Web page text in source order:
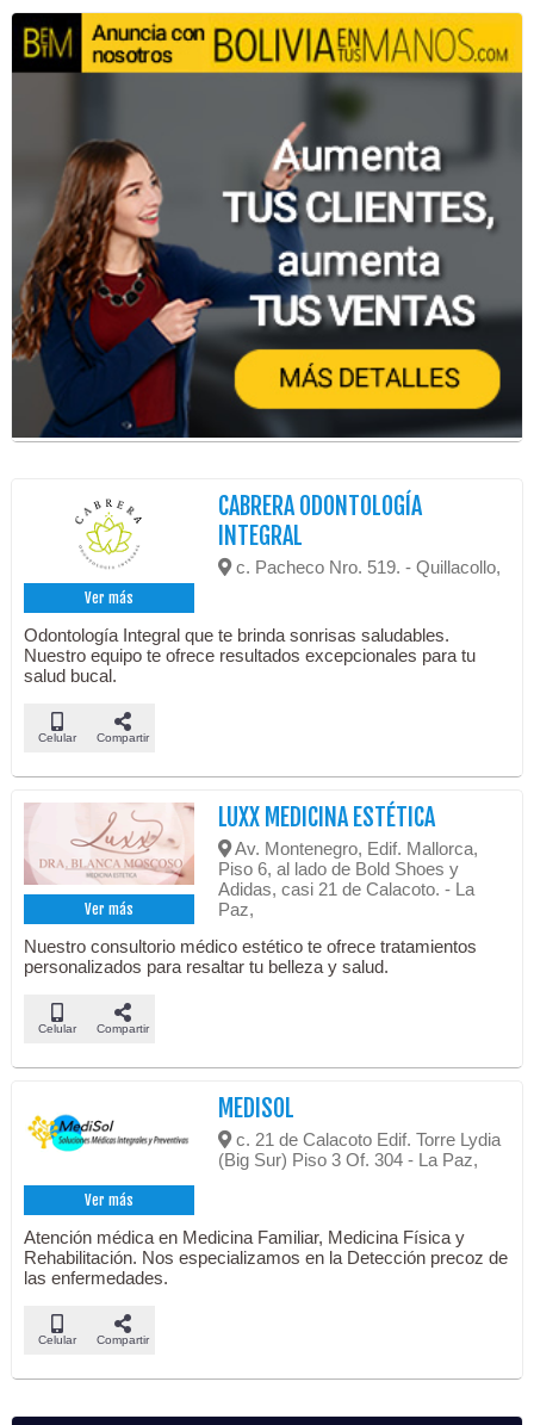
Ver más
CABRERA ODONTOLOGÍA
INTEGRAL
c. Pacheco Nro. 519. - Quillacollo,
Odontología Integral que te brinda sonrisas saludables.
Nuestro equipo te ofrece resultados excepcionales para tu
salud bucal.
Celular Compartir
Ver más
LUXX MEDICINA ESTÉTICA
Av. Montenegro, Edif. Mallorca,
Piso 6, al lado de Bold Shoes y
Adidas, casi 21 de Calacoto. - La
Paz,
Nuestro consultorio médico estético te ofrece tratamientos
personalizados para resaltar tu belleza y salud.
Celular Compartir
Ver más
MEDISOL
c. 21 de Calacoto Edif. Torre Lydia
(Big Sur) Piso 3 Of. 304 - La Paz,
Atención médica en Medicina Familiar, Medicina Física y
Rehabilitación. Nos especializamos en la Detección precoz de
las enfermedades.
Celular Compartir